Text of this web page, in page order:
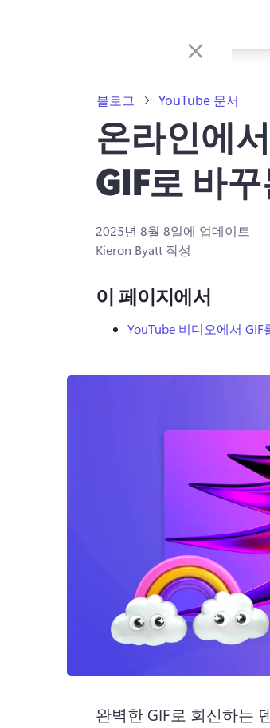
블로그 YouTube 문서
온라인에
GIF로 바
2025년 8월 8일에 업데이트
Kieron Byatt 작성
이 페이지에서
YouTube 비디오에서 GIF
완벽한 GIF로 회신하는